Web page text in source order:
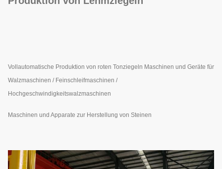
Vollautomatische Produktion von roten Tonziegeln Maschinen und Geräte für
Walzmaschinen / Feinschleifmaschinen /
Hochgeschwindigkeitswalzmaschinen
Maschinen und Apparate zur Herstellung von Steinen